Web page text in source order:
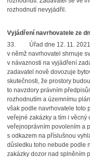
rozhodnutí nevyjádřil.
Vyjádření navrhovatele ze
33. Úřad dne 12. 11. 2021
v němž navrhovatel shrnuje
v návaznosti na vyjádření
zadavatel nově dovozuje
skutečnosti, že prostory
to navzdory právním
rozhodnutím a územnímu
však podle navrhovatele toto
veřejné zakázky a tím i
veřejnoprávním povolením a
s odkazem na příslušnou
důsledku toho nebude podle
zakázky dozor nad splněním